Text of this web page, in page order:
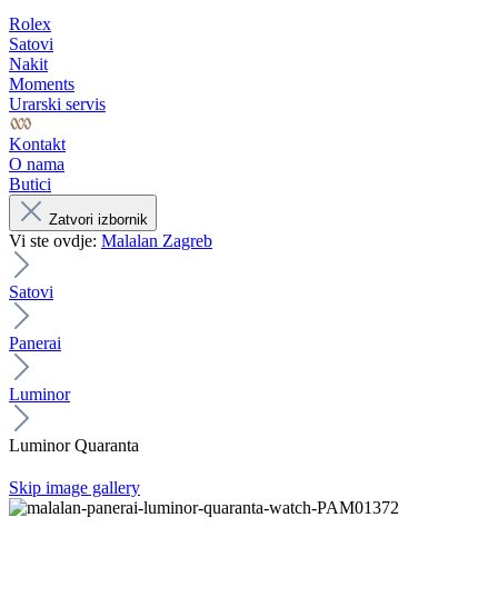
Rolex
Satovi
Nakit
Moments
Urarski servis
Kontakt
O nama
Butici
Zatvori izbornik
Vi ste ovdje: Malalan Zagreb
Satovi
Panerai
Luminor
Luminor Quaranta
Skip image gallery